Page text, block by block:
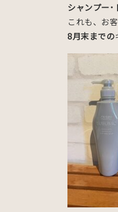
シャンプー
これも、お
8月末までの